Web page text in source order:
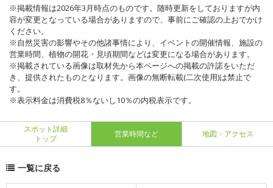
※掲載情報は2026年3月時点のものです。随時更新をしておりますが内
容が変更となっている場合がありますので、事前にご確認の上おでかけ
ください。
※自然災害の影響やその他諸事情により、イベントの開催情報、施設の
営業時間、植物の開花・見頃期間などは変更になる場合があります。
※掲載されている画像は取材先から本ページへの掲載の許諾をいただ
き、提供されたものとなります。画像の無断転載(二次使用)は禁止で
す。
※表示料金は消費税8％ないし10％の内税表示です。
スポット詳細
トップ
営業時間など 地図・アクセス
一覧に戻る